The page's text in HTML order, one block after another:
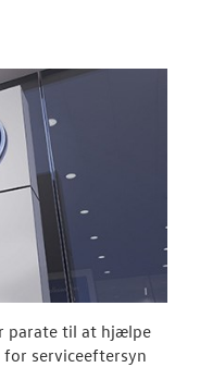
parate til at hjælpe
serviceeftersyn